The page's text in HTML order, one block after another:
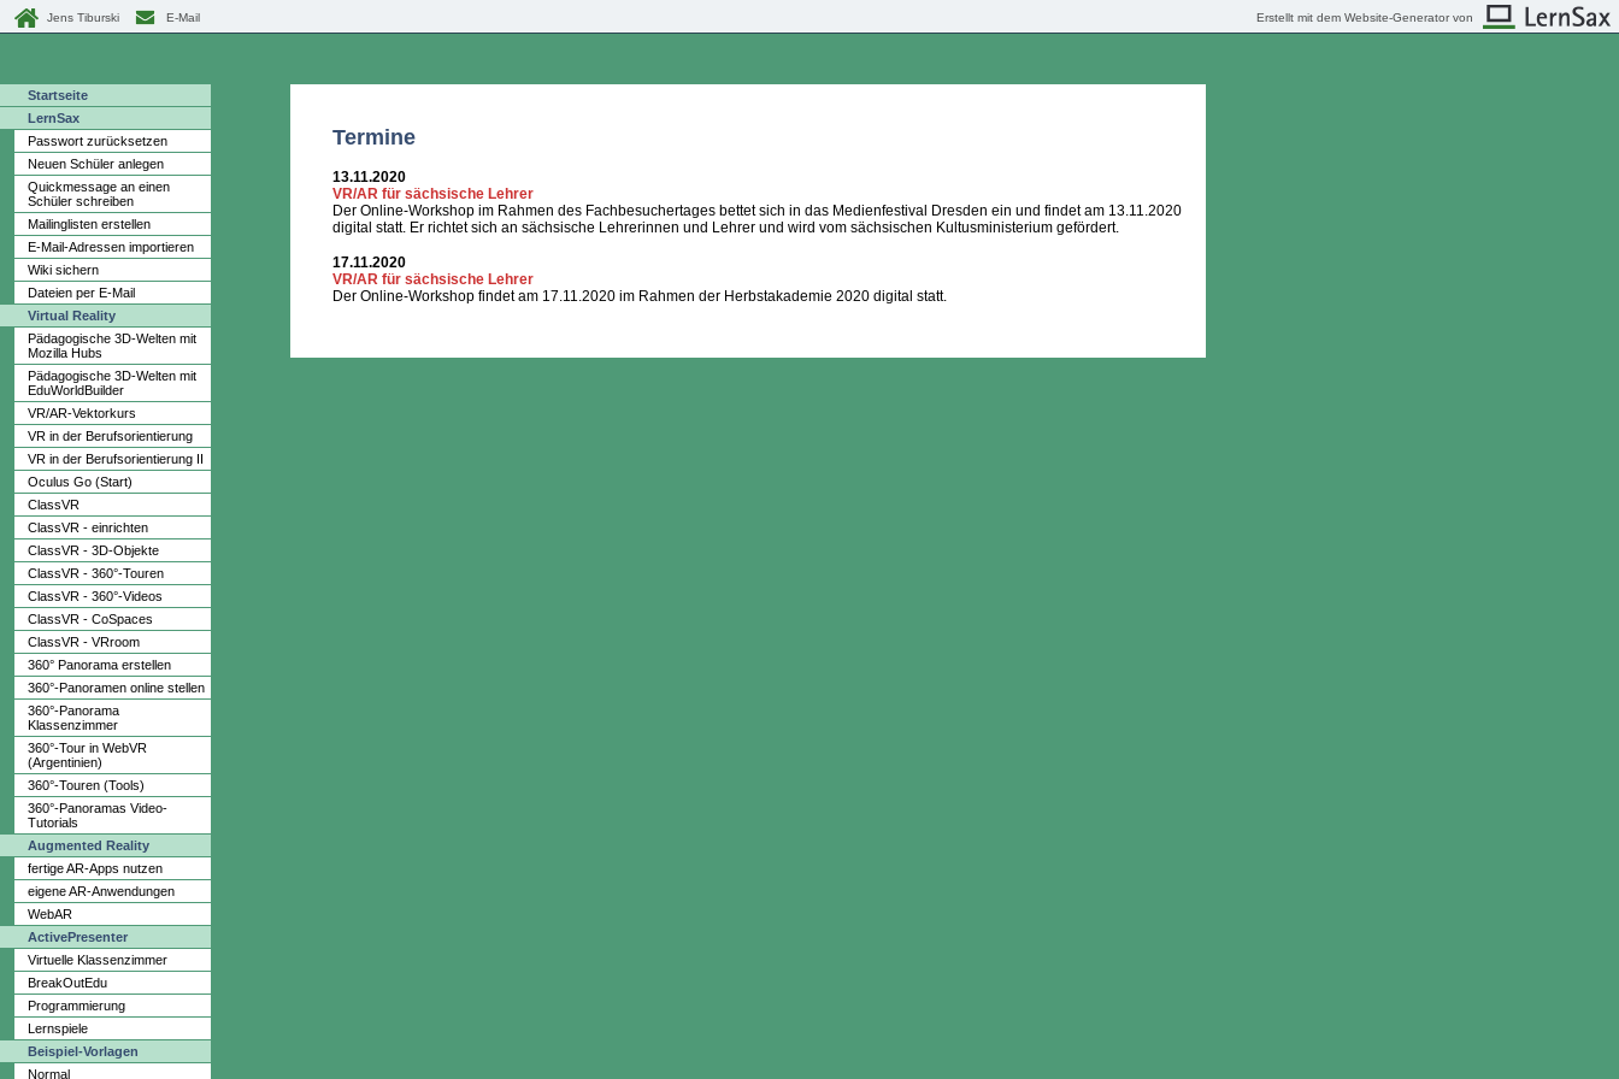
Erstellt mit dem Website-Generator von
Jens Tiburski E-Mail
Startseite
LernSax
Passwort zurücksetzen
Neuen Schüler anlegen
Quickmessage an einen
Schüler schreiben
Mailinglisten erstellen
E-Mail-Adressen importieren
Wiki sichern
Dateien per E-Mail
Virtual Reality
Pädagogische 3D-Welten mit
Mozilla Hubs
Pädagogische 3D-Welten mit
EduWorldBuilder
VR/AR-Vektorkurs
VR in der Berufsorientierung
VR in der Berufsorientierung II
Oculus Go (Start)
ClassVR
ClassVR - einrichten
ClassVR - 3D-Objekte
ClassVR - 360°-Touren
ClassVR - 360°-Videos
ClassVR - CoSpaces
ClassVR - VRroom
360° Panorama erstellen
360°-Panoramen online stellen
360°-Panorama
Klassenzimmer
360°-Tour in WebVR
(Argentinien)
360°-Touren (Tools)
360°-Panoramas Video-
Tutorials
Augmented Reality
fertige AR-Apps nutzen
eigene AR-Anwendungen
WebAR
ActivePresenter
Virtuelle Klassenzimmer
BreakOutEdu
Programmierung
Lernspiele
Beispiel-Vorlagen
Normal
Termine
13.11.2020
VR/AR für sächsische Lehrer
Der Online-Workshop im Rahmen des Fachbesuchertages bettet sich in das Medienfestival Dresden ein und findet am 13.11.2020
digital statt. Er richtet sich an sächsische Lehrerinnen und Lehrer und wird vom sächsischen Kultusministerium gefördert.
17.11.2020
VR/AR für sächsische Lehrer
Der Online-Workshop findet am 17.11.2020 im Rahmen der Herbstakademie 2020 digital statt.